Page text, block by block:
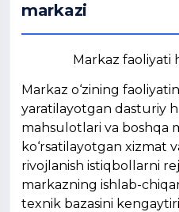
markazi
Markaz faoliyati
Markaz o‘zining
yaratilayotgan dasturiy
mahsulotlari va boshqa
ko‘rsatilayotgan xizmat
rivojlanish istiqbollarni
markazning ishlab-
texnik bazasini